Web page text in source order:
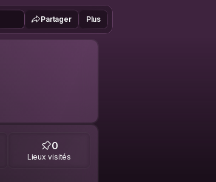
Partager Plus
0
Lieux visités